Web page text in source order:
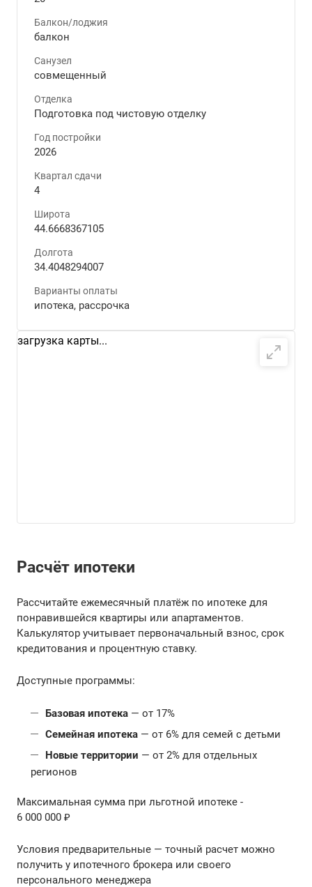
Балкон/лоджия
балкон
Санузел
совмещенный
Отделка
Подготовка под чистовую отделку
Год постройки
2026
Квартал сдачи
4
Широта
44.6668367105
Долгота
34.4048294007
Варианты оплаты
ипотека, рассрочка
загрузка карты...
Расчёт ипотеки
Рассчитайте ежемесячный платёж по ипотеке для
понравившейся квартиры или апартаментов.
Калькулятор учитывает первоначальный взнос, срок
кредитования и процентную ставку.
Доступные программы:
Базовая ипотека — от 17%
Семейная ипотека — от 6% для семей с детьми
Новые территории — от 2% для отдельных
регионов
Максимальная сумма при льготной ипотеке -
6 000 000 ₽
Условия предварительные — точный расчет можно
получить у ипотечного брокера или своего
персонального менеджера